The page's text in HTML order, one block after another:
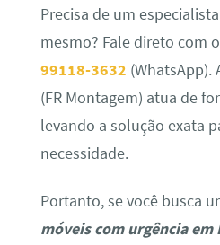
Precisa de um
mesmo? Fale direto com
99118-3632 (WhatsApp).
(FR Montagem) atua de
levando a solução exata
necessidade.
Portanto, se você busca
móveis com urgência em